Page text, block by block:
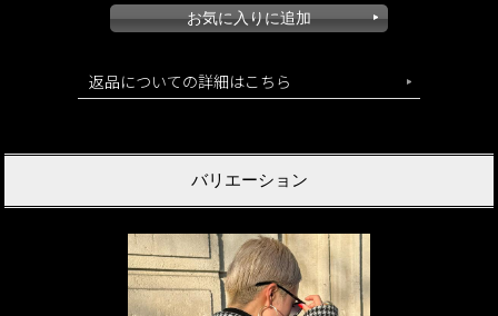
返品についての詳細はこちら
バリエーション